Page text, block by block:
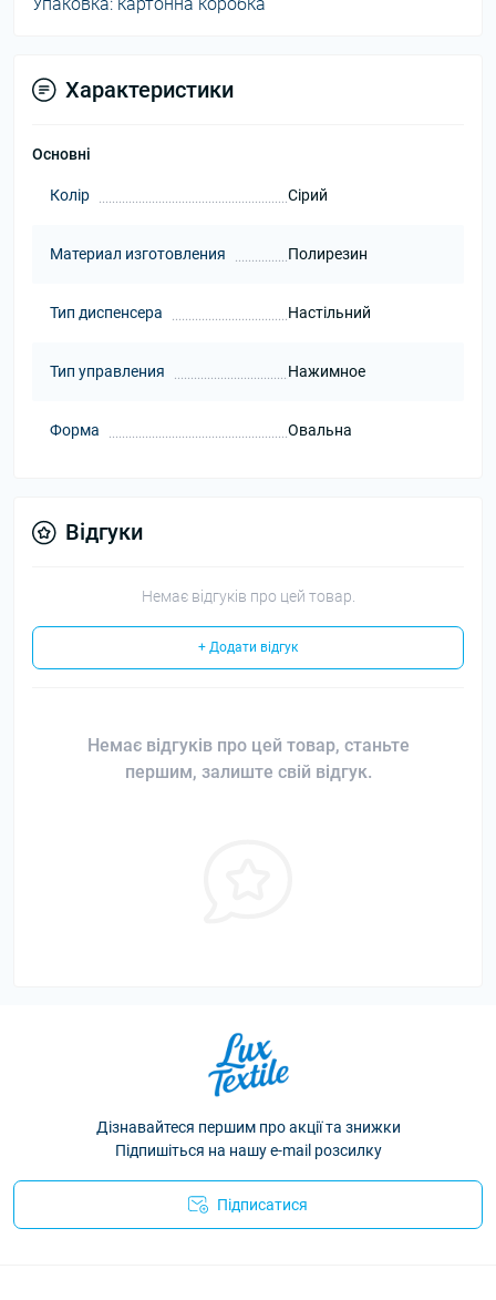
Характеристики
Основні
Колір Сірий
Материал изготовления Полирезин
Тип диспенсера Настільний
Тип управления Нажимное
Форма Овальна
Відгуки
Немає відгуків про цей товар.
+ Додати відгук
Немає відгуків про цей товар, станьте
першим, залиште свій відгук.
Дізнавайтеся першим про акції та знижки
Підпишіться на нашу e-mail розсилку
Підписатися